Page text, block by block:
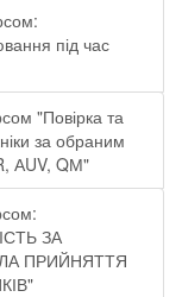
під час
"Повірка та
за обраним
АUV, QМ"
ЗА
ПРИЙНЯТТЯ